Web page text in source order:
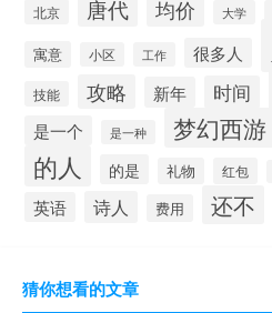
北京 唐代 均价 大学
寓意 小区 工作 很多人
技能 攻略 新年 时间
是一个 是一种 梦幻西游
的人 的是 礼物 红包
英语 诗人 费用 还不
猜你想看的文章